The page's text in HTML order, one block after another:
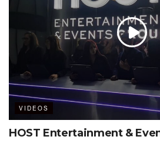
VIDEOS
HOST Entertainment &